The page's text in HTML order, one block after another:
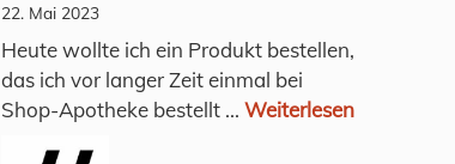
22. Mai 2023
Heute wollte ich ein Produkt bestellen,
das ich vor langer Zeit einmal bei
Shop-Apotheke bestellt ... Weiterlesen